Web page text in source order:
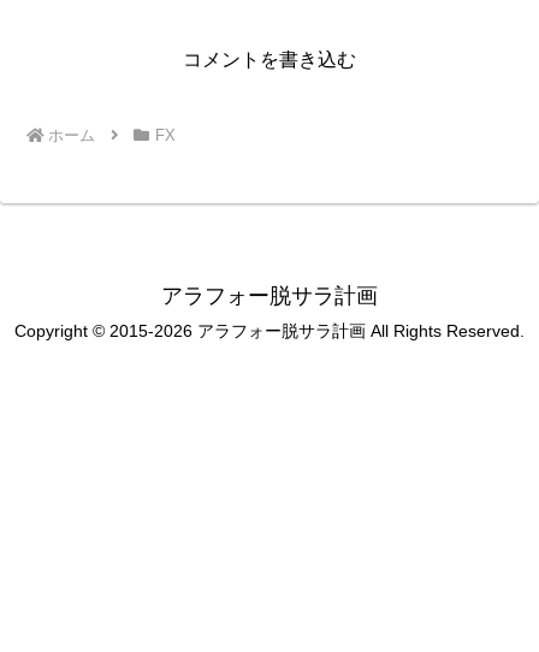
コメントを書き込む
ホーム FX
アラフォー脱サラ計画
Copyright © 2015-2026 アラフォー脱サラ計画 All Rights Reserved.